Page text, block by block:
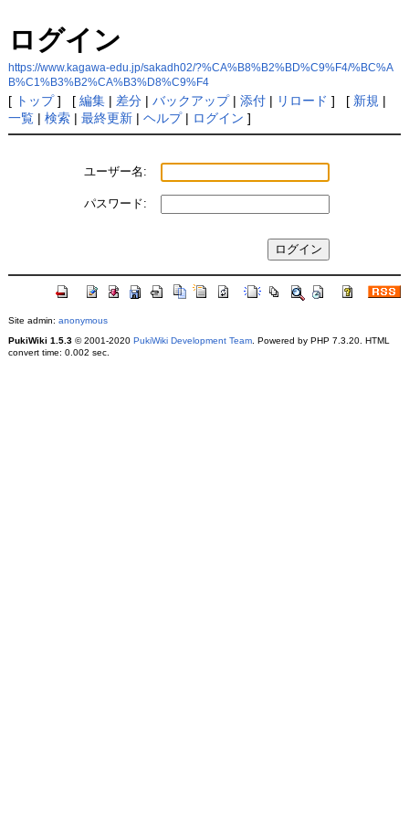
ログイン
https://www.kagawa-edu.jp/sakadh02/?%CA%B8%B2%BD%C9%F4/%BC%A
B%C1%B3%B2%CA%B3%D8%C9%F4
[ トップ] [ 編集| 差分| バックアップ| 添付| リロード ] [ 新規 |
一覧| 検索| 最終更新| ヘルプ| ログイン ]
ユーザー名:
パスワード:
Site admin: anonymous
PukiWiki 1.5.3© 2001-2020 PukiWiki Development Team. Powered by PHP 7.3.20. HTML
convert time: 0.002 sec.